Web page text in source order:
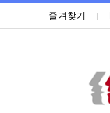
즐겨찾기